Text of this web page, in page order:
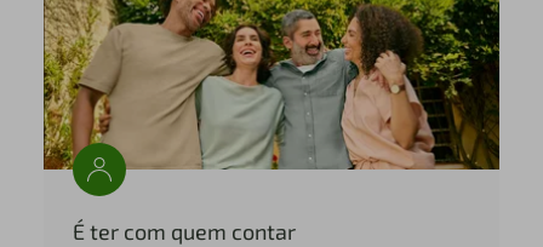
É ter com quem contar